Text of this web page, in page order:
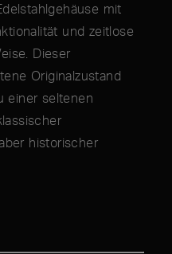
mit
und zeitlose
Dieser
Originalzustand
einer seltenen
historischer